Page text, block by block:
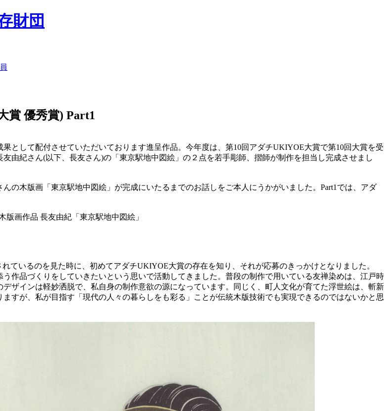
財団
賞 優秀賞) Part1
として配付させていただいております進呈作品。今年度は、第10回アダチUKIYOE大賞で第10回大賞を受
由紀さん(以下、長友さん)の「東京駅地中図絵」の２点を若手彫師、摺師が制作を担当し完成させまし
の木版画「東京駅地中図絵」が完成にいたるまでのお話しをご本人にうかがいました。Part1では、アダ
版画作品 長友由紀「東京駅地中図絵」
ているのを見た時に、初めてアダチUKIYOE大賞の存在を知り、それが応募のきっかけとなりました。
作品づくりをしていきたいという思いで活動してきました。普段の制作で用いている友禅染めは、江戸時
ザインは軽妙洒脱で、私自身の制作意欲の源になっています。同じく、町人文化が育てた浮世絵は、斬新
すが、私が目指す「現代の人々の暮らしをも彩る」ことが伝統木版技術でも実現できるのではないかと思